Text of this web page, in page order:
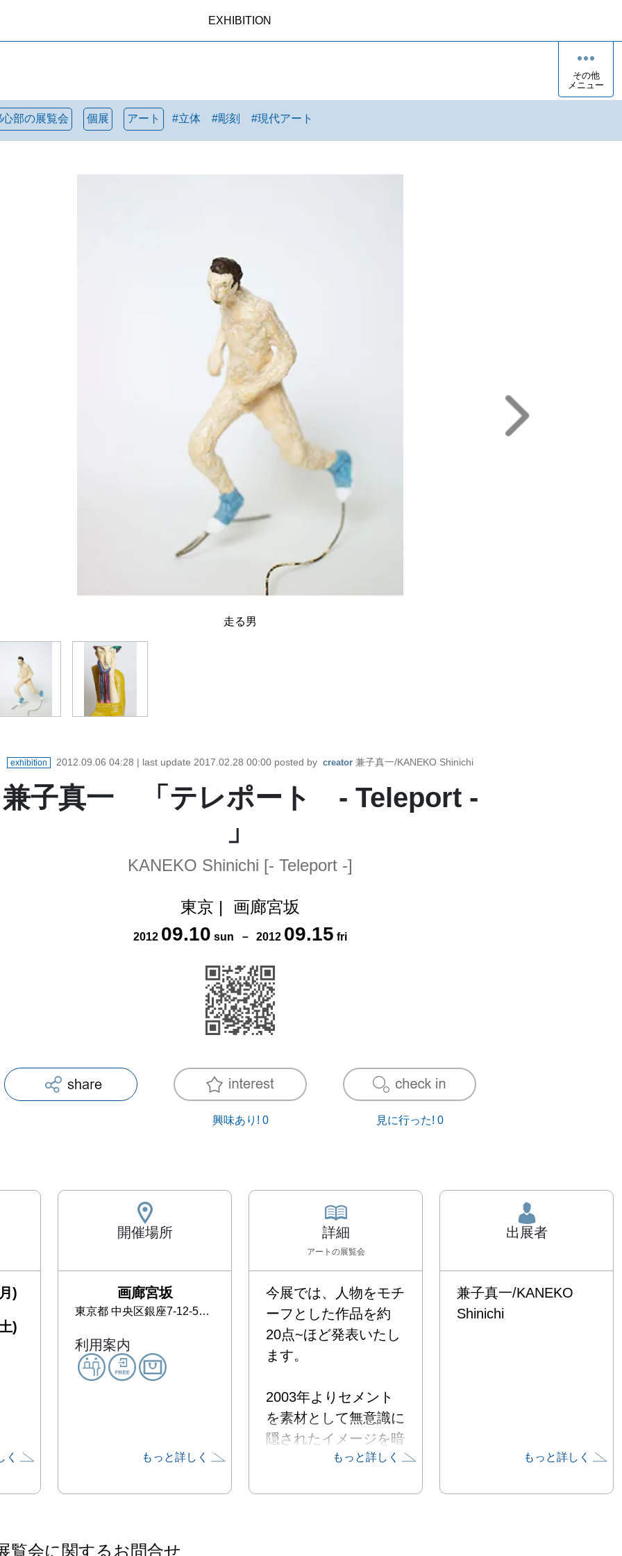
EXHIBITION
その他
メニュー
部の展覧会 個展 アート #立体 #彫刻 #現代アート
走る男
不在の人
exhibition 2012.09.06 04:28 | last update 2017.02.28 00:00 posted by creator 兼子真一/KANEKO Shinichi
兼子真一 「テレポート - Teleport -
」
KANEKO Shinichi [- Teleport -]
東京 | 画廊宮坂
2012 09.10 sun － 2012 09.15 fri
興味あり! 0 見に行った! 0
)
)
く
開催場所
画廊宮坂
東京都 中央区銀座7-12-5 銀星ビル４F
利用案内
もっと詳しく
詳細
アート の展覧会
今展では、人物をモチ
ーフとした作品を約
20点~ほど発表いたし
ます。
2003年よりセメント
を素材として無意識に
隠されたイメージを暗
喩と暗示で表現した作
もっと詳しく
出展者
兼子真一/KANEKO
Shinichi
もっと詳しく
覧会に関するお問合せ